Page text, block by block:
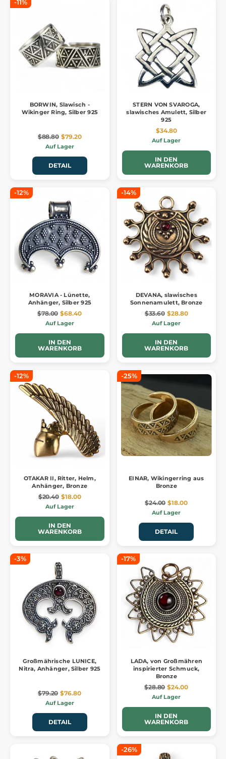
-11%
BORWIN, Slawisch -
Wikinger Ring, Silber 925
$88.80 $79.20
Auf Lager
DETAIL
STERN VON SVAROGA,
slawisches Amulett, Silber
925
$34.80
Auf Lager
IN DEN
WARENKORB
-12%
MORAVIA - Lünette,
Anhänger, Silber 925
$78.00 $68.40
Auf Lager
IN DEN
WARENKORB
-14%
DEVANA, slawisches
Sonnenamulett, Bronze
$33.60 $28.80
Auf Lager
IN DEN
WARENKORB
-12%
OTAKAR II, Ritter, Helm,
Anhänger, Bronze
$20.40 $18.00
Auf Lager
IN DEN
WARENKORB
-25%
EINAR, Wikingerring aus
Bronze
$24.00 $18.00
Auf Lager
DETAIL
-3%
Großmährische LUNICE,
Nitra, Anhänger, Silber 925
$79.20 $76.80
Auf Lager
DETAIL
-17%
LADA, von Großmähren
inspirierter Schmuck,
Bronze
$28.80 $24.00
Auf Lager
IN DEN
WARENKORB
-26%